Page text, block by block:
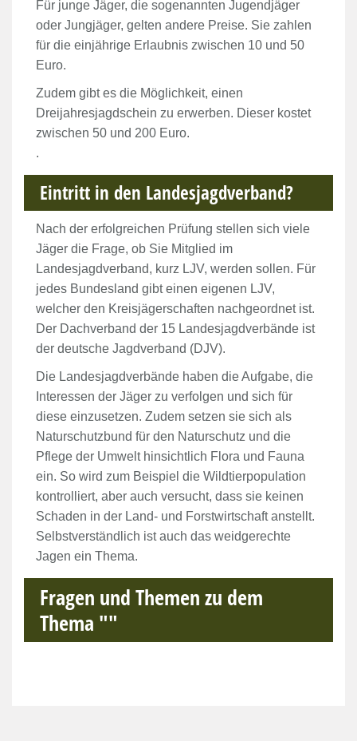
Für junge Jäger, die sogenannten Jugendjäger
oder Jungjäger, gelten andere Preise. Sie zahlen
für die einjährige Erlaubnis zwischen 10 und 50
Euro.
Zudem gibt es die Möglichkeit, einen
Dreijahresjagdschein zu erwerben. Dieser kostet
zwischen 50 und 200 Euro.
.
Eintritt in den Landesjagdverband?
Nach der erfolgreichen Prüfung stellen sich viele
Jäger die Frage, ob Sie Mitglied im
Landesjagdverband, kurz LJV, werden sollen. Für
jedes Bundesland gibt einen eigenen LJV,
welcher den Kreisjägerschaften nachgeordnet ist.
Der Dachverband der 15 Landesjagdverbände ist
der deutsche Jagdverband (DJV).
Die Landesjagdverbände haben die Aufgabe, die
Interessen der Jäger zu verfolgen und sich für
diese einzusetzen. Zudem setzen sie sich als
Naturschutzbund für den Naturschutz und die
Pflege der Umwelt hinsichtlich Flora und Fauna
ein. So wird zum Beispiel die Wildtierpopulation
kontrolliert, aber auch versucht, dass sie keinen
Schaden in der Land- und Forstwirtschaft anstellt.
Selbstverständlich ist auch das weidgerechte
Jagen ein Thema.
Fragen und Themen zu dem
Thema ""